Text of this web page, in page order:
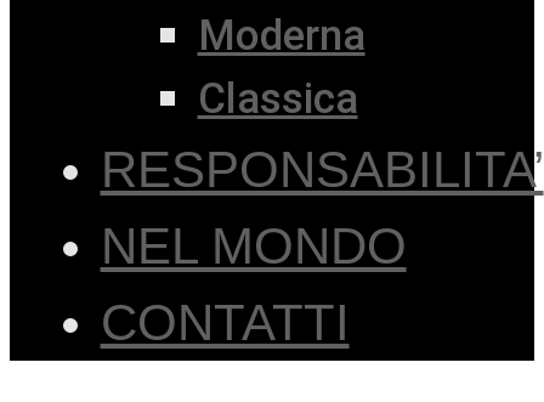
Moderna
Classica
RESPONSABILITA’
NEL MONDO
CONTATTI